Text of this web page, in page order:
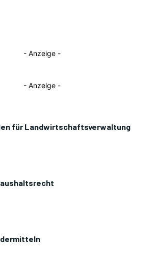
- Anzeige -
- Anzeige -
für Landwirtschaftsverwaltung